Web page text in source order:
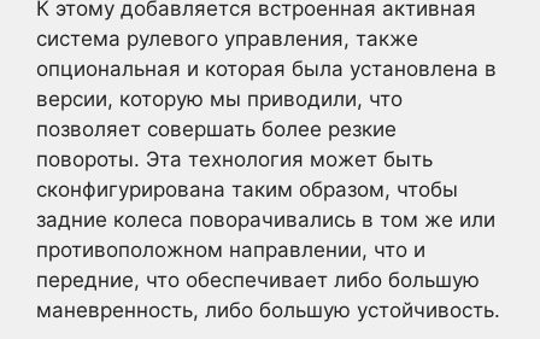
К этому добавляется встроенная активная
система рулевого управления, также
опциональная и которая была установлена в
версии, которую мы приводили, что
позволяет совершать более резкие
повороты. Эта технология может быть
сконфигурирована таким образом, чтобы
задние колеса поворачивались в том же или
противоположном направлении, что и
передние, что обеспечивает либо большую
маневренность, либо большую устойчивость.